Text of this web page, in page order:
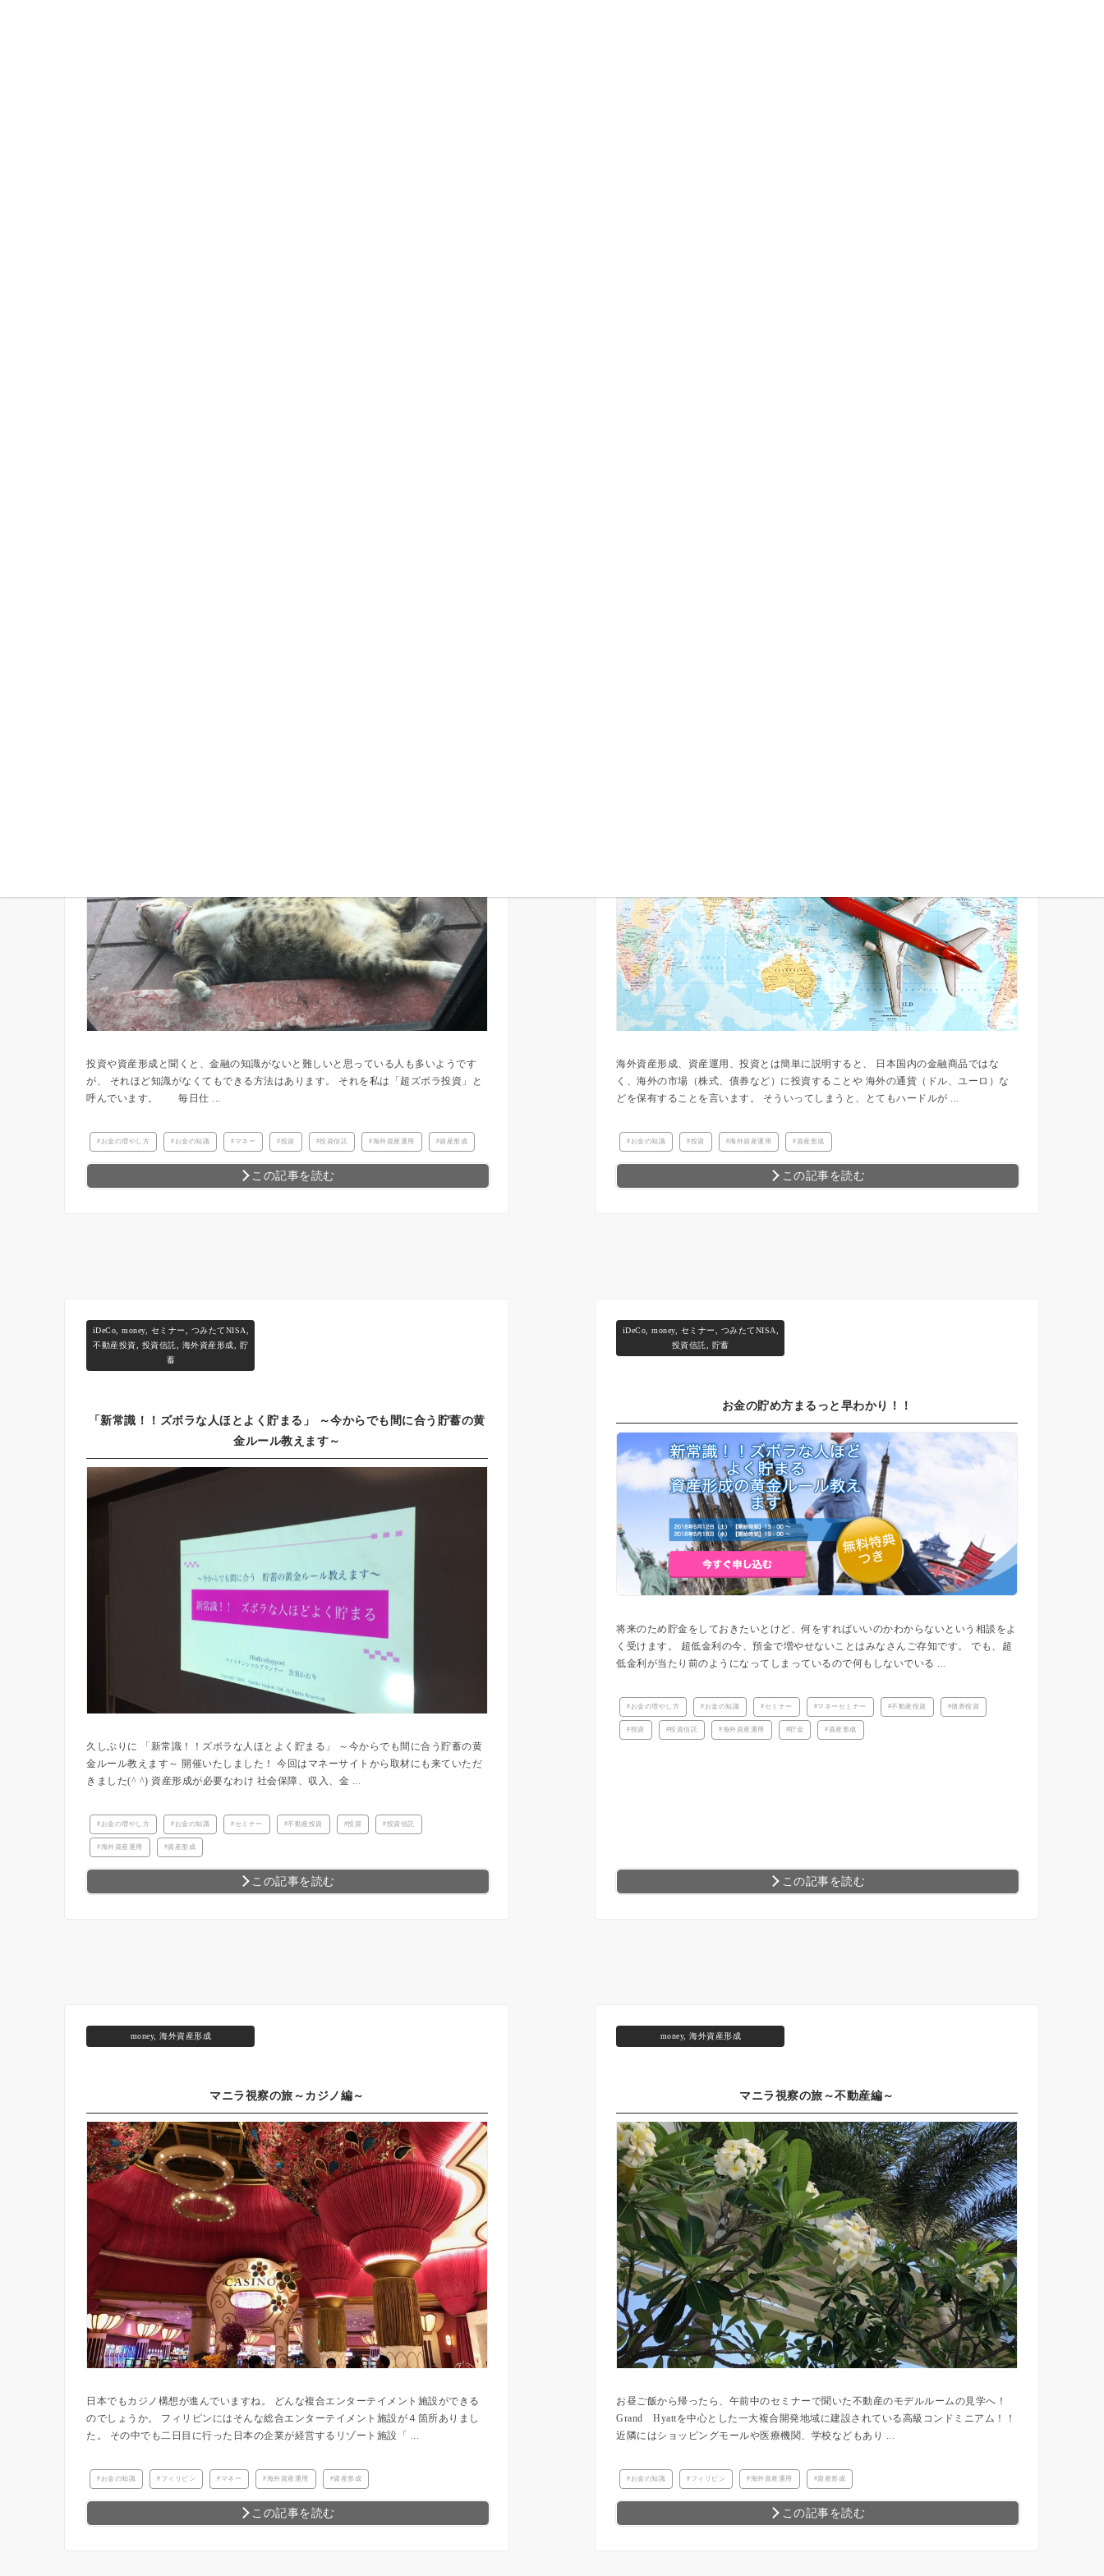
投資や資産形成と聞くと、金融の知識がないと難しいと思っている人も多いようです
が、 それほど知識がなくてもできる方法はあります。 それを私は「超ズボラ投資」と
呼んでいます。 毎日仕 ...
この記事を読む
お金の増やし方 お金の知識 マネー 投資 投資信託 海外資産運用 資産形成
海外資産形成、資産運用、投資とは簡単に説明すると、 日本国内の金融商品ではな
く、海外の市場（株式、債券など）に投資することや 海外の通貨（ドル、ユーロ）な
どを保有することを言います。 そういってしまうと、とてもハードルが ...
この記事を読む
お金の知識 投資 海外資産運用 資産形成
iDeCo,money, セミナー, つみたてNISA,
不動産投資, 投資信託, 海外資産形成, 貯
蓄
「新常識！！ズボラな人ほとよく貯まる」 ～今からでも間に合う貯蓄の黄
金ルール教えます～
久しぶりに 「新常識！！ズボラな人ほとよく貯まる」 ～今からでも間に合う貯蓄の黄
金ルール教えます～ 開催いたしました！ 今回はマネーサイトから取材にも来ていただ
きました(^ ^) 資産形成が必要なわけ 社会保障、収入、金 ...
この記事を読む
お金の増やし方 お金の知識 セミナー 不動産投資 投資 投資信託
海外資産運用 資産形成
iDeCo,money, セミナー, つみたてNISA,
投資信託, 貯蓄
お金の貯め方まるっと早わかり！！
将来のため貯金をしておきたいとけど、何をすればいいのかわからないという相談をよ
く受けます。 超低金利の今、預金で増やせないことはみなさんご存知です。 でも、超
低金利が当たり前のようになってしまっているので何もしないでいる ...
この記事を読む
お金の増やし方 お金の知識 セミナー マネーセミナー 不動産投資 債券投資
投資 投資信託 海外資産運用 貯金 資産形成
money,海外資産形成
マニラ視察の旅～カジノ編～
日本でもカジノ構想が進んでいますね。 どんな複合エンターテイメント施設ができる
のでしょうか。 フィリピンにはそんな総合エンターテイメント施設が４箇所ありまし
た。 その中でも二日目に行った日本の企業が経営するリゾート施設「 ...
この記事を読む
お金の知識 フィリピン マネー 海外資産運用 資産形成
money,海外資産形成
マニラ視察の旅～不動産編～
お昼ご飯から帰ったら、午前中のセミナーで聞いた不動産のモデルルームの見学へ！
Grand Hyattを中心とした一大複合開発地域に建設されている高級コンドミニアム！！
近隣にはショッピングモールや医療機関、学校などもあり ...
この記事を読む
お金の知識 フィリピン 海外資産運用 資産形成